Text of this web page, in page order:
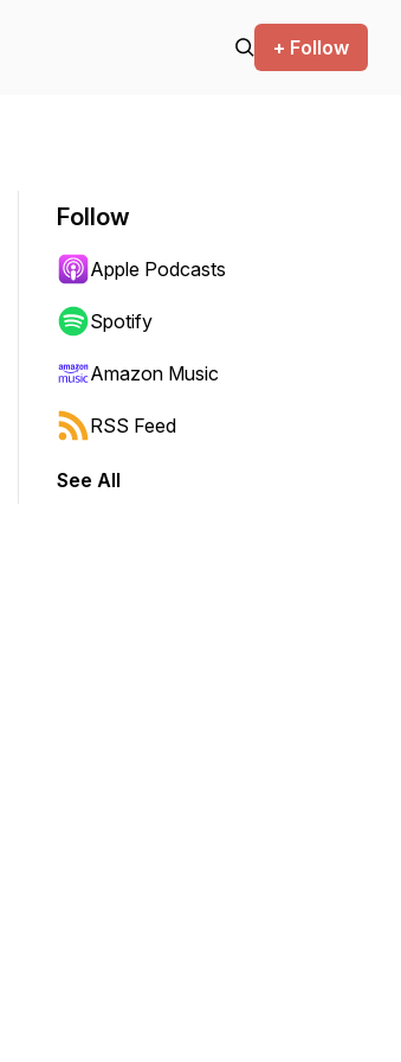
+ Follow
Follow
Apple Podcasts
Spotify
Amazon Music
RSS Feed
See All